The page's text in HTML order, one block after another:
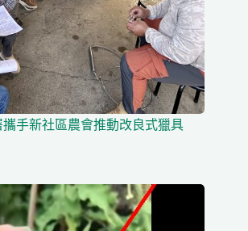
手新社區農會推動改良式獵具